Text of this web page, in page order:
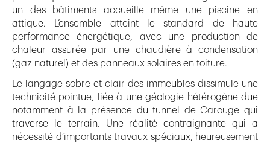
un des bâtiments accueille même une piscine en
attique. L’ensemble atteint le standard de haute
performance énergétique, avec une production de
chaleur assurée par une chaudière à condensation
(gaz naturel) et des panneaux solaires en toiture.
Le langage sobre et clair des immeubles dissimule une
technicité pointue, liée à une géologie hétérogène due
notamment à la présence du tunnel de Carouge qui
traverse le terrain. Une réalité contraignante qui a
nécessité d’importants travaux spéciaux, heureusement